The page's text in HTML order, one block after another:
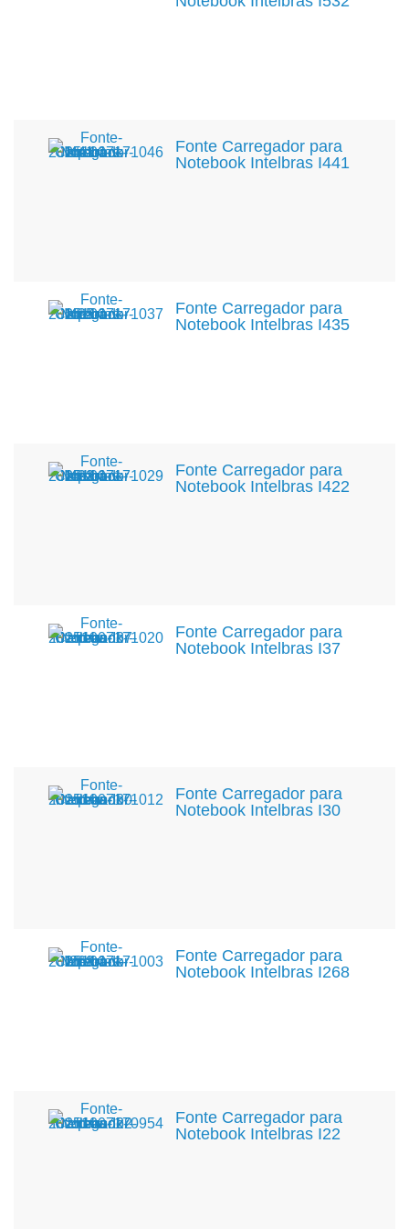
Fonte Carregador para
Notebook Intelbras I441
Fonte Carregador para
Notebook Intelbras I435
Fonte Carregador para
Notebook Intelbras I422
Fonte Carregador para
Notebook Intelbras I37
Fonte Carregador para
Notebook Intelbras I30
Fonte Carregador para
Notebook Intelbras I268
Fonte Carregador para
Notebook Intelbras I22